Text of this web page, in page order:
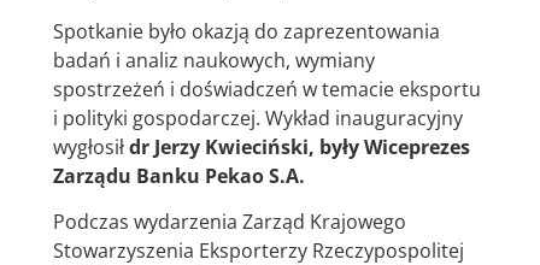
Spotkanie było okazją do zaprezentowania
badań i analiz naukowych, wymiany
spostrzeżeń i doświadczeń w temacie eksportu
i polityki gospodarczej. Wykład inauguracyjny
wygłosiłdr Jerzy Kwieciński, były Wiceprezes
Zarządu Banku Pekao S.A.
Podczas wydarzenia Zarząd Krajowego
Stowarzyszenia Eksporterzy Rzeczypospolitej